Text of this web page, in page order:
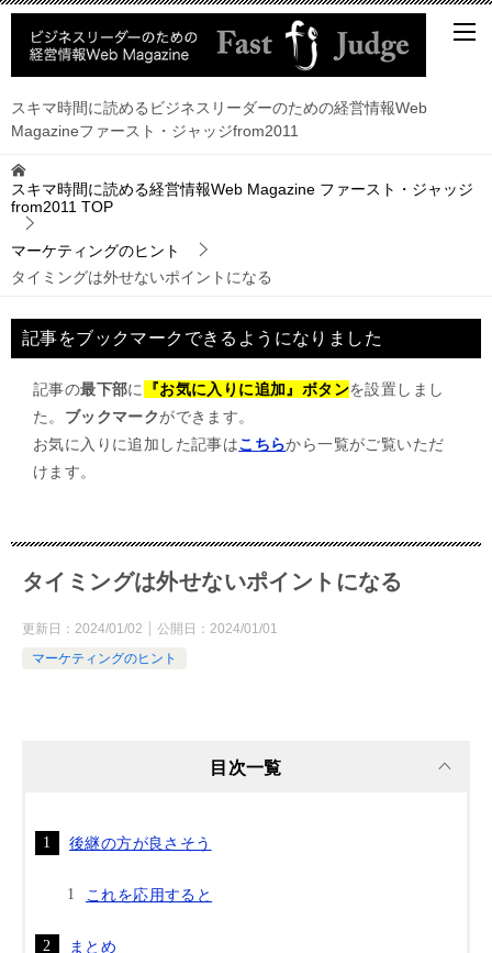
スキマ時間に読めるビジネスリーダーのための経営情報Web
Magazineファースト・ジャッジfrom2011
スキマ時間に読める経営情報Web Magazine ファースト・ジャッジ
from2011 TOP
マーケティングのヒント
タイミングは外せないポイントになる
記事をブックマークできるようになりました
記事の最下部に 『お気に入りに追加』ボタンを設置しまし
た。 ブックマークができます。
お気に入りに追加した記事はこちらから一覧がご覧いただ
けます。
タイミングは外せないポイントになる
更新日： 2024/01/02 公開日： 2024/01/01
マーケティングのヒント
目次一覧
後継の方が良さそう
これを応用すると
まとめ